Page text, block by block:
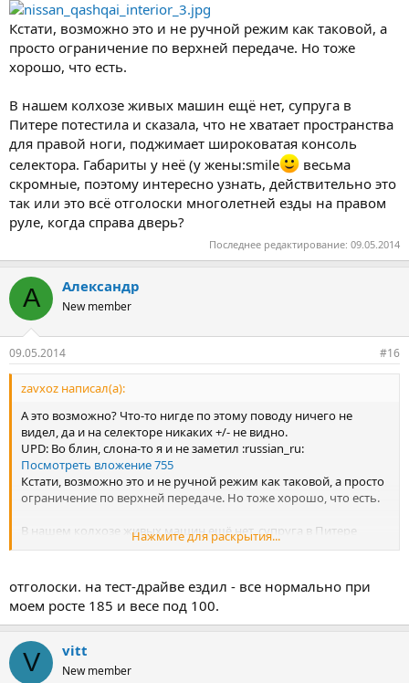
Кстати, возможно это и не ручной режим как таковой, а
просто ограничение по верхней передаче. Но тоже
хорошо, что есть.
В нашем колхозе живых машин ещё нет, супруга в
Питере потестила и сказала, что не хватает пространства
для правой ноги, поджимает широковатая консоль
селектора. Габариты у неё (у жены:smile
весьма
скромные, поэтому интересно узнать, действительно это
так или это всё отголоски многолетней езды на правом
руле, когда справа дверь?
Последнее редактирование: 09.05.2014
А Александр
New member
09.05.2014 #16
zavxoz написал(а):
А это возможно? Что-то нигде по этому поводу ничего не
видел, да и на селекторе никаких +/- не видно.
UPD: Во блин, слона-то я и не заметил :russian_ru:
Посмотреть вложение 755
Кстати, возможно это и не ручной режим как таковой, а просто
ограничение по верхней передаче. Но тоже хорошо, что есть.
В нашем колхозе живых машин ещё нет, супруга в Питере
потестила и сказала, что не хватает пространства для правой
неё (у жены:smile
весьма скромные, поэтому интересно
узнать, действительно это так или это всё отголоски
многолетней езды на правом руле, когда справа дверь?
Нажмите для раскрытия...
отголоски. на тест-драйве ездил - все нормально при
моем росте 185 и весе под 100.
V vitt
New member